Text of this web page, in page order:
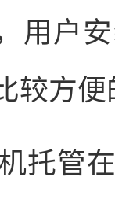
用户
较方
托管